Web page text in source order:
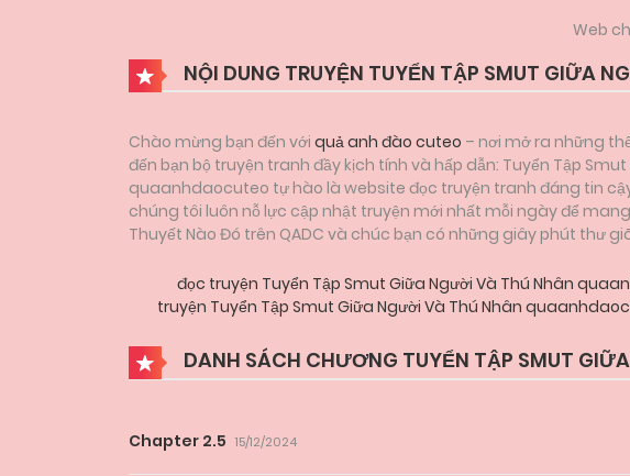
Web
NỘI DUNG TRUYỆN TUYỂN TẬP SMUT GIỮA
Chào mừng bạn đến với quả anh đào cuteo – nơi mở ra những
đến bạn bộ truyện tranh đầy kịch tính và hấp dẫn: Tuyển Tập
quaanhdaocuteo tự hào là website đọc truyện tranh đáng tin
chúng tôi luôn nỗ lực cập nhật truyện mới nhất mỗi ngày để
Thuyết Nào Đó trên QADC và chúc bạn có những giây phút thư
đọc truyện Tuyển Tập Smut Giữa Người Và Thú Nhân
truyện Tuyển Tập Smut Giữa Người Và Thú Nhân
DANH SÁCH CHƯƠNG TUYỂN TẬP SMUT
Chapter 2.5 15/12/2024